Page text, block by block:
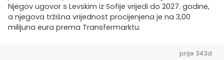
Njegov ugovor s Levskim iz Sofije vrijedi do 2027. godine,
a njegova tržišna vrijednost procijenjena je na 3,00
milijuna eura prema Transfermarktu.
prije 343d